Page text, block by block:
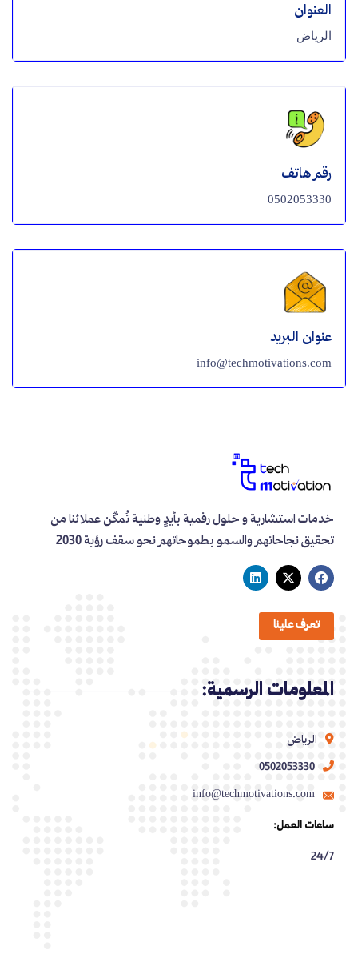
العنوان
الرياض
رقم هاتف
0502053330
عنوان البريد
info@techmotivations.com
خدمات استشارية و حلول رقمية بأيدٍ وطنية تُمكّن عملائنا من
تحقيق نجاحاتهم والسمو بطموحاتهم نحو سقف رؤية 2030
تعرف علينا
المعلومات الرسمية:
الرياض
0502053330
info@techmotivations.com
ساعات العمل:
24/7